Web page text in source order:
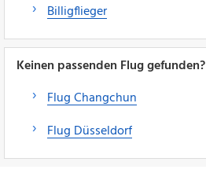
Billigflieger
Keinen passenden Flug gefunden?
Flug Changchun
Flug Düsseldorf